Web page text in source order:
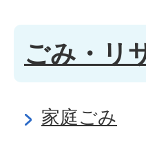
ごみ・リ
家庭ごみ